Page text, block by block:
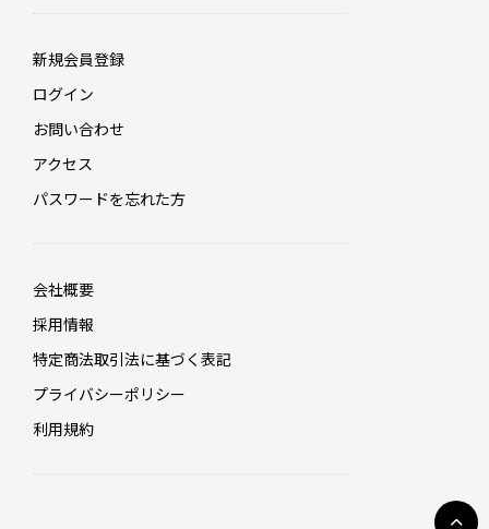
新規会員登録
ログイン
お問い合わせ
アクセス
パスワードを忘れた方
会社概要
採用情報
特定商法取引法に基づく表記
プライバシーポリシー
利用規約